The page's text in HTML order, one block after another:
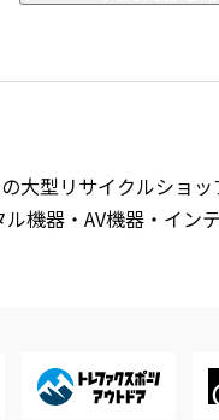
大型リサイクルショ
機器・AV機器・イ